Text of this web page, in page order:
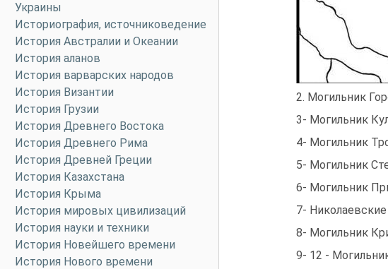
Украины
Историография, источниковедение
История Австралии и Океании
История аланов
История варварских народов
История Византии
История Грузии
История Древнего Востока
История Древнего Рима
История Древней Греции
История Казахстана
История Крыма
История мировых цивилизаций
История науки и техники
История Новейшего времени
История Нового времени
2. Могильник
3- Могильник
4- Могильник
5- Могильник
6- Могильник
7-
8- Могильник
9- 12 -